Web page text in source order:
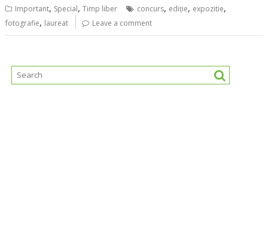
Important, Special,Timp liber concurs, ediţie, expozitie,
fotografie, laureat Leave a comment